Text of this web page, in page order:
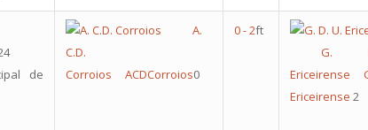
de
A.
C.D.
Corroios
ACDCorroios0
0-2ft
G.
Ericeirense
Ericeirense 2